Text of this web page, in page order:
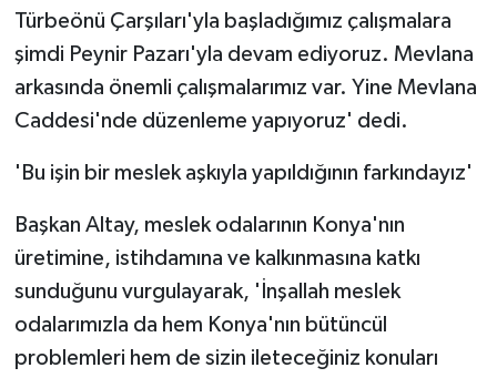
Türbeönü Çarşıları'yla başladığımız çalışmalara
şimdi Peynir Pazarı'yla devam ediyoruz. Mevlana
arkasında önemli çalışmalarımız var. Yine Mevlana
Caddesi'nde düzenleme yapıyoruz' dedi.
'Bu işin bir meslek aşkıyla yapıldığının farkındayız'
Başkan Altay, meslek odalarının Konya'nın
üretimine, istihdamına ve kalkınmasına katkı
sunduğunu vurgulayarak, 'İnşallah meslek
odalarımızla da hem Konya'nın bütüncül
problemleri hem de sizin ileteceğiniz konuları